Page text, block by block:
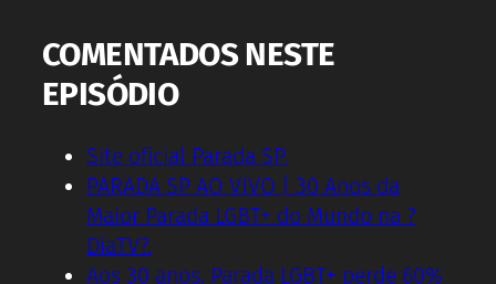
COMENTADOS NESTE
EPISÓDIO
Site oficial Parada SP.
PARADA SP AO VIVO | 30 Anos da
Maior Parada LGBT+ do Mundo na ?
DiaTV?.
Aos 30 anos, Parada LGBT+ perde 60%